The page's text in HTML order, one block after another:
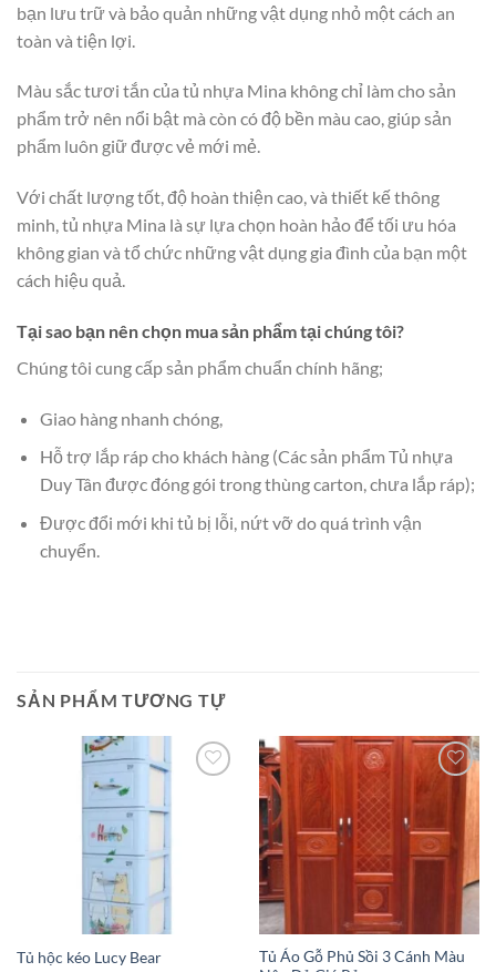
bạn lưu trữ và bảo quản những vật dụng nhỏ một cách an
toàn và tiện lợi.
Màu sắc tươi tắn của tủ nhựa Mina không chỉ làm cho sản
phẩm trở nên nổi bật mà còn có độ bền màu cao, giúp sản
phẩm luôn giữ được vẻ mới mẻ.
Với chất lượng tốt, độ hoàn thiện cao, và thiết kế thông
minh, tủ nhựa Mina là sự lựa chọn hoàn hảo để tối ưu hóa
không gian và tổ chức những vật dụng gia đình của bạn một
cách hiệu quả.
Tại sao bạn nên chọn mua sản phẩm tại chúng tôi?
Chúng tôi cung cấp sản phẩm chuẩn chính hãng;
Giao hàng nhanh chóng,
Hỗ trợ lắp ráp cho khách hàng (Các sản phẩm Tủ nhựa
Duy Tân được đóng gói trong thùng carton, chưa lắp ráp);
Được đổi mới khi tủ bị lỗi, nứt vỡ do quá trình vận
chuyển.
SẢN PHẨM TƯƠNG TỰ
Tủ hộc kéo Lucy Bear
Add to
wishlist
Tủ Áo Gỗ Phủ Sồi 3 Cánh Màu